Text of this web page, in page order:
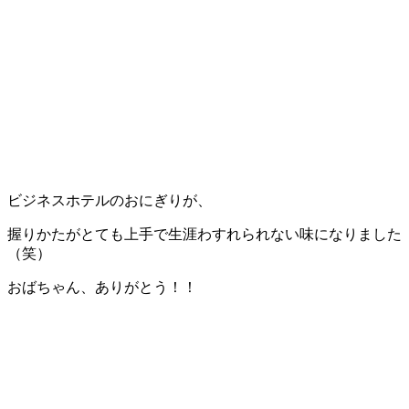
ビジネスホテルのおにぎりが、
握りかたがとても上手で生涯わすれられない味になりました
（笑）
おばちゃん、ありがとう！！